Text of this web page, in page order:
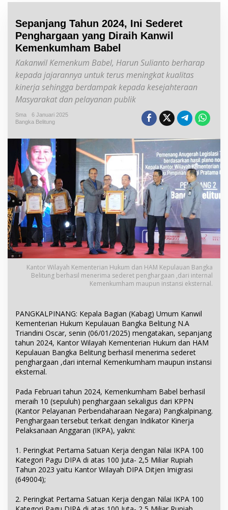
Sepanjang Tahun 2024, Ini Sederet
Penghargaan yang Diraih Kanwil
Kemenkumham Babel
Kakanwil Kemenkum Babel, Harun Sulianto berharap
kepada jajarannya untuk terus meningkat kualitas
kinerja sehingga berdampak kepada kesejahteraan
Masyarakat dan pelayanan publik
Sma
6 Januari 2025
Bangka Belitung
Kantor Wilayah Kementerian Hukum dan HAM Kepulauan Bangka
Belitung berhasil menerima sederet penghargaan ,dari internal
Kemenkumham maupun instansi eksternal.
PANGKALPINANG: Kepala Bagian (Kabag) Umum Kanwil
Kementerian Hukum Kepulauan Bangka Belitung N.A
Triandini Oscar, senin (06/01/2025) mengatakan, sepanjang
tahun 2024, Kantor Wilayah Kementerian Hukum dan HAM
Kepulauan Bangka Belitung berhasil menerima sederet
penghargaan ,dari internal Kemenkumham maupun instansi
eksternal.
Pada Februari tahun 2024, Kemenkumham Babel berhasil
meraih 10 (sepuluh) penghargaan sekaligus dari KPPN
(Kantor Pelayanan Perbendaharaan Negara) Pangkalpinang.
Penghargaan tersebut terkait dengan Indikator Kinerja
Pelaksanaan Anggaran (IKPA), yakni:
1. Peringkat Pertama Satuan Kerja dengan Nilai IKPA 100
Kategori Pagu DIPA di atas 100 Juta- 2,5 Miliar Rupiah
Tahun 2023 yaitu Kantor Wilayah DIPA Ditjen Imigrasi
(649004);
2. Peringkat Pertama Satuan Kerja dengan Nilai IKPA 100